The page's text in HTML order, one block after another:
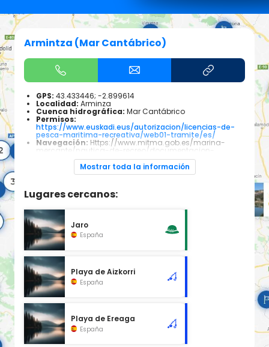
Armintza (Mar Cantábrico)
GPS: 43.433446; -2.899614
Localidad: Arminza
Cuenca hidrográfica: Mar Cantábrico
Permisos:
https://www.euskadi.eus/autorizacion/licencias-de-
pesca-maritima-recreativa/web01-tramite/es/
Navegación: Https://www.mitma.gob.es/marina-
mercante/nautica-de-recreo/documentacion-
administrativa/el-certificado-de-registro-espanol-
permiso-de-navegacion
Especies piscícolas:Todas las especies pescables
otras
Mostrar toda la información
Lugares cercanos:
Jaro
España
Playa de Aizkorri
España
Playa de Ereaga
España